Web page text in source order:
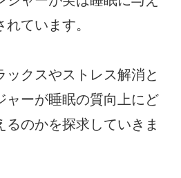
ています。
ックスやストレス解消と
ャーが睡眠の質向上にど
のかを探求していきま